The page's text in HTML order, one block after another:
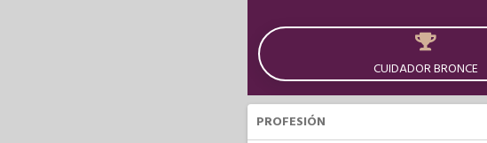
CUIDADOR BRONCE
PROFESIÓN